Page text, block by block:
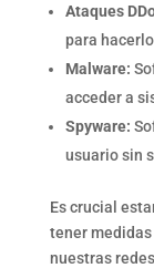
Ataques
para
Malware:
acceder a
Spyware:
usuario sin
Es crucial
tener
nuestras